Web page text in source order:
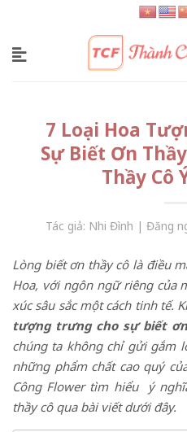
content
7 Loại Hoa
Sự Biết Ơn
Thầy Cô
Tác giả: Nhi Đình | Đăng
Lòng biết ơn thầy cô là điều
Hoa, với ngôn ngữ riêng của
xúc sâu sắc một cách tinh tế.
tượng trưng cho sự biết
chúng ta không chỉ gửi gắm
những phẩm chất cao quý
Công Flower tìm hiểu ý
thầy cô qua bài viết dưới đây.